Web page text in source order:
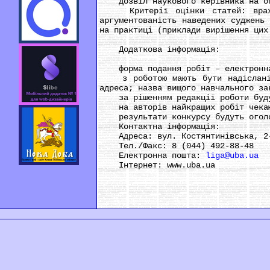
Критерії оцінки статей:
аргументованість наведених
на практиці (приклади вирішення
Додаткова інформація:
форма подання робіт –
з роботою мають бути надіслані
адреса; назва вищого навчального
за рішенням редакції роботи
на авторів найкращих робіт
результати конкурсу будуть
Контактна інформація:
Адреса: вул. Костянтинівська,
Тел./Факс: 8 (044) 492-88-48
Електронна пошта:liga@uba.ua
Інтернет: www.uba.ua